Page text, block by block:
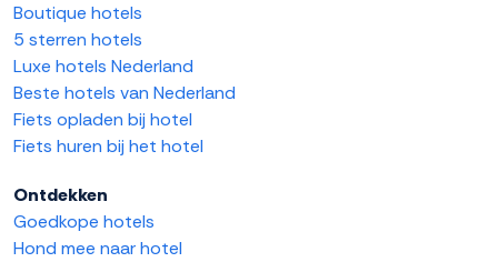
Boutique hotels
5 sterren hotels
Luxe hotels Nederland
Beste hotels van Nederland
Fiets opladen bij hotel
Fiets huren bij het hotel
Ontdekken
Goedkope hotels
Hond mee naar hotel